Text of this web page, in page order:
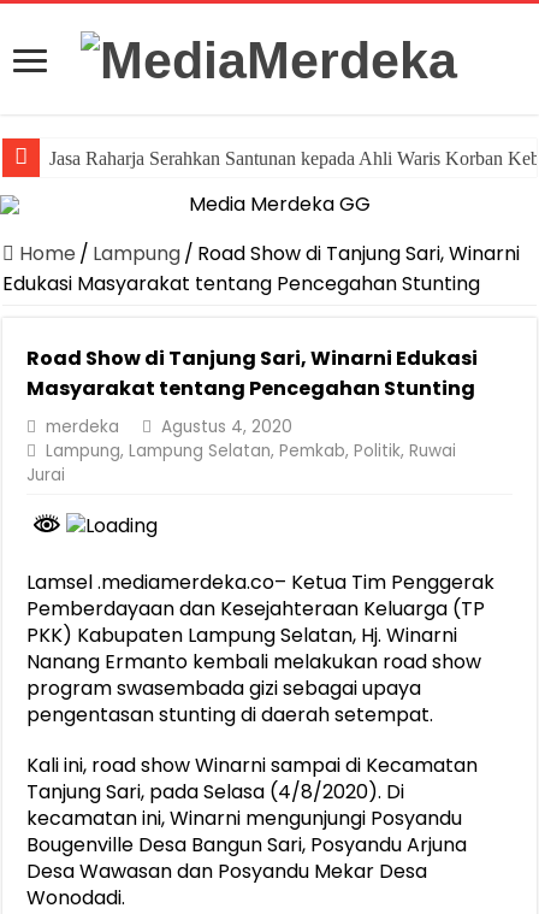
Jasa Raharja Serahkan Santunan kepada Ahli Waris Korban
Home / Lampung/ Road Show di Tanjung Sari, Winarni
Edukasi Masyarakat tentang Pencegahan Stunting
Road Show di Tanjung Sari, Winarni Edukasi
Masyarakat tentang Pencegahan Stunting
merdeka
Agustus 4, 2020
Lampung,Lampung Selatan,Pemkab,Politik,Ruwai
Jurai
Lamsel .mediamerdeka.co– Ketua Tim Penggerak
Pemberdayaan dan Kesejahteraan Keluarga (TP
PKK) Kabupaten Lampung Selatan, Hj. Winarni
Nanang Ermanto kembali melakukan road show
program swasembada gizi sebagai upaya
pengentasan stunting di daerah setempat.
Kali ini, road show Winarni sampai di Kecamatan
Tanjung Sari, pada Selasa (4/8/2020). Di
kecamatan ini, Winarni mengunjungi Posyandu
Bougenville Desa Bangun Sari, Posyandu Arjuna
Desa Wawasan dan Posyandu Mekar Desa
Wonodadi.